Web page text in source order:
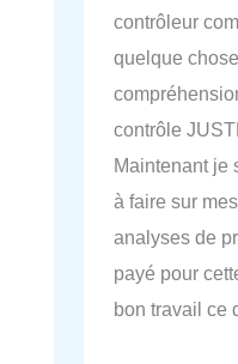
contrôleur
quelque
contrôle
Maintenant je
à faire sur
analyses de
payé pour
bon travail ce